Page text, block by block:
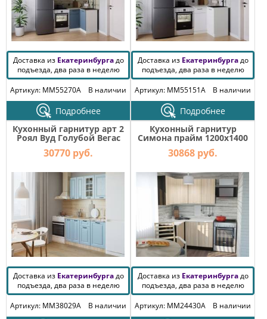
Доставка из Екатеринбургадо
подъезда, два раза в неделю
Артикул: MM55270A
В наличии
Подробнее
Доставка из Екатеринбургадо
подъезда, два раза в неделю
Артикул: MM55151A
В наличии
Подробнее
Кухонный гарнитур арт 2
Роял Вуд Голубой Вегас
1500 мм
30770 руб.
Доставка из Екатеринбургадо
подъезда, два раза в неделю
Артикул: MM38029A
В наличии
Кухонный гарнитур
Симона прайм 1200х1400
мм
30868 руб.
Доставка из Екатеринбургадо
подъезда, два раза в неделю
Артикул: MM24430A
В наличии
БАНКЕТКИ
И
ДИВАНЧИКИ
САДОВАЯ
МЕБЕЛЬ
ЗЕРКАЛА
ФАБРИКИ
МЕБЕЛИ